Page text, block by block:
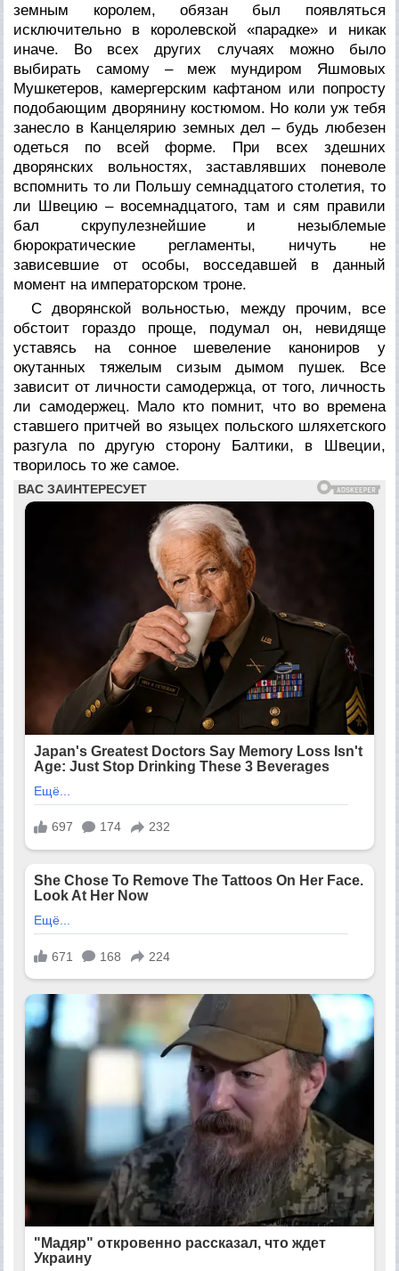
земным королем, обязан был появляться
исключительно в королевской «парадке» и никак
иначе. Во всех других случаях можно было
выбирать самому – меж мундиром Яшмовых
Мушкетеров, камергерским кафтаном или попросту
подобающим дворянину костюмом. Но коли уж тебя
занесло в Канцелярию земных дел – будь любезен
одеться по всей форме. При всех здешних
дворянских вольностях, заставлявших поневоле
вспомнить то ли Польшу семнадцатого столетия, то
ли Швецию – восемнадцатого, там и сям правили
бал скрупулезнейшие и незыблемые
бюрократические регламенты, ничуть не
зависевшие от особы, восседавшей в данный
момент на императорском троне.
С дворянской вольностью, между прочим, все
обстоит гораздо проще, подумал он, невидяще
уставясь на сонное шевеление канониров у
окутанных тяжелым сизым дымом пушек. Все
зависит от личности самодержца, от того, личность
ли самодержец. Мало кто помнит, что во времена
ставшего притчей во языцех польского шляхетского
разгула по другую сторону Балтики, в Швеции,
творилось то же самое.